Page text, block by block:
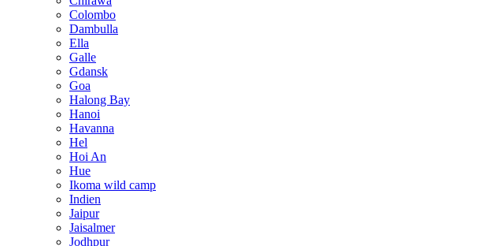
Colombo
Dambulla
Ella
Galle
Gdansk
Goa
Halong Bay
Hanoi
Havanna
Hel
Hoi An
Hue
Ikoma wild camp
Indien
Jaipur
Jaisalmer
Jodhpur